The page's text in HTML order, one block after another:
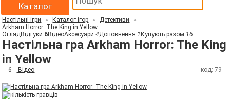
Каталог
Настільні ігри Каталог ігор
Детективи
Arkham Horror: The King in Yellow
ОглядВідгуки 6ВідеоАксесуари4Доповнення 1 Купують разом 16
Настільна гра Arkham Horror: The King
in Yellow
6 Відео код: 79